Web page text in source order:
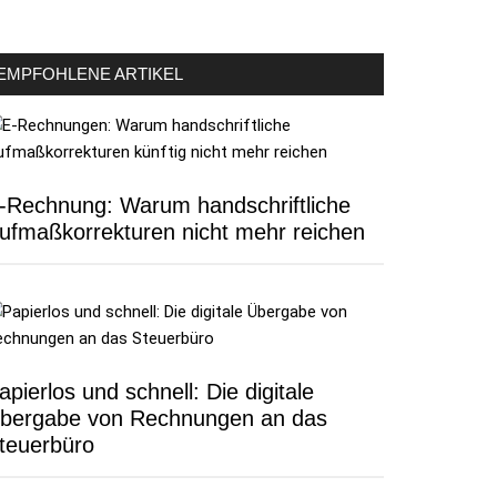
ARTIKEL
Rechnung: Warum handschriftliche
nicht mehr reichen
und schnell: Die digitale
von Rechnungen an das